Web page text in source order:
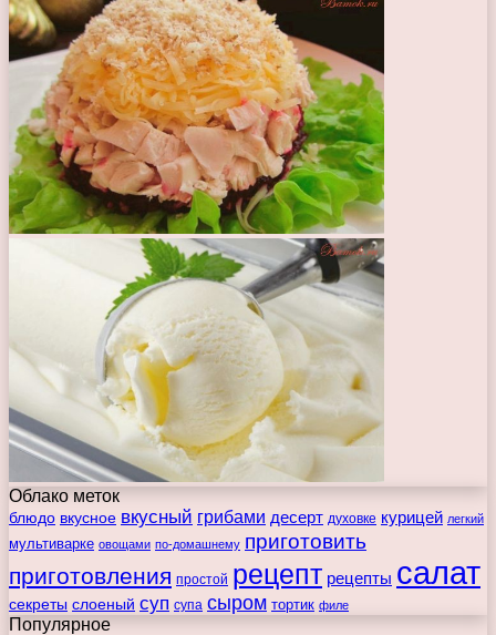
Облако меток
блюдо вкусное вкусный грибами десерт духовке курицей легкий
мультиварке овощами по-домашнему приготовить
приготовления простой рецепт рецепты салат
секреты слоеный суп супа сыром тортик филе
Популярное